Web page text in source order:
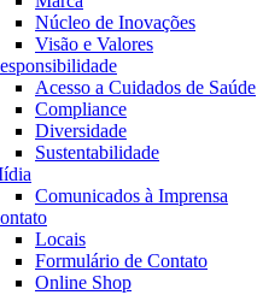
Núcleo de Inovações
Visão e Valores
Acesso a Cuidados de Saúde
Compliance
Diversidade
Sustentabilidade
Comunicados à Imprensa
Locais
Formulário de Contato
Online Shop